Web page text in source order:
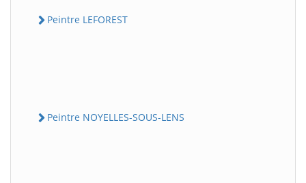
Peintre LEFOREST
Peintre NOYELLES-SOUS-LENS